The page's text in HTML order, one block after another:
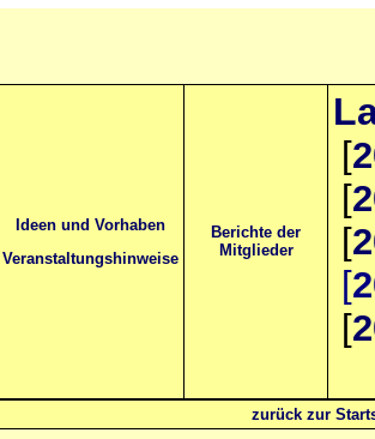
Ideen und Vorhaben
Veranstaltungshinweise
Berichte der
Mitglieder
[
[
[
[
[
zurück zur